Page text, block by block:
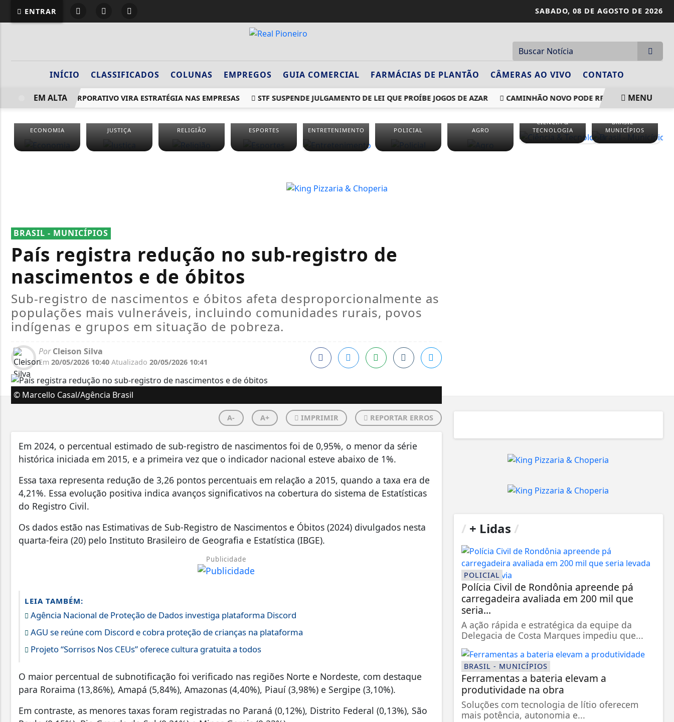
ENTRAR SABADO, 08 DE AGOSTO DE 2026
INÍCIO CLASSIFICADOS COLUNAS EMPREGOS GUIA COMERCIAL FARMÁCIAS DE PLANTÃO CÂMERAS AO VIVO CONTATO
PODCAST CORPORATIVO VIRA ESTRATÉGIA NAS EMPRESAS STF SUSPENDE JULGAMENTO DE LEI QUE PROÍBE JOGOS DE AZAR CAMINHÃO NOVO PODE REDUZIR EMISSÕES
EM ALTA MENU
ECONOMIA JUSTIÇA RELIGIÃO ESPORTES ENTRETENIMENTO POLICIAL AGRO
CIÊNCIA &
TECNOLOGIA
BRASIL -
MUNICÍPIOS
BRASIL - MUNICÍPIOS
País registra redução no sub-registro de
nascimentos e de óbitos
Sub-registro de nascimentos e óbitos afeta desproporcionalmente as
populações mais vulneráveis, incluindo comunidades rurais, povos
indígenas e grupos em situação de pobreza.
PorCleison Silva
Em 20/05/2026 10:40 Atualizado 20/05/2026 10:41
© Marcello Casal/Agência Brasil
A- A+ IMPRIMIR REPORTAR ERROS
Em 2024, o percentual estimado de sub-registro de nascimentos foi de 0,95%, o menor da série
histórica iniciada em 2015, e a primeira vez que o indicador nacional esteve abaixo de 1%.
Essa taxa representa redução de 3,26 pontos percentuais em relação a 2015, quando a taxa era de
4,21%. Essa evolução positiva indica avanços significativos na cobertura do sistema de Estatísticas
do Registro Civil.
Os dados estão nas Estimativas de Sub-Registro de Nascimentos e Óbitos (2024) divulgados nesta
quarta-feira (20) pelo Instituto Brasileiro de Geografia e Estatística (IBGE).
Publicidade
LEIA TAMBÉM:
Agência Nacional de Proteção de Dados investiga plataforma Discord
AGU se reúne com Discord e cobra proteção de crianças na plataforma
Projeto “Sorrisos Nos CEUs” oferece cultura gratuita a todos
O maior percentual de subnotificação foi verificado nas regiões Norte e Nordeste, com destaque
para Roraima (13,86%), Amapá (5,84%), Amazonas (4,40%), Piauí (3,98%) e Sergipe (3,10%).
Em contraste, as menores taxas foram registradas no Paraná (0,12%), Distrito Federal (0,13%), São
/ + Lidas /
POLICIAL
Polícia Civil de Rondônia apreende pá
carregadeira avaliada em 200 mil que
seria...
A ação rápida e estratégica da equipe da
Delegacia de Costa Marques impediu que...
BRASIL - MUNICÍPIOS
Ferramentas a bateria elevam a
produtividade na obra
Soluções com tecnologia de lítio oferecem
mais potência, autonomia e...